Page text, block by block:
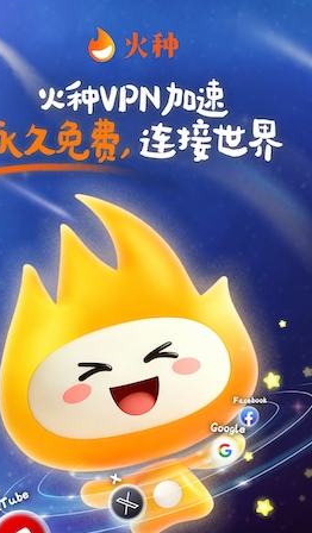
支持[0] 反对[0]
支持[0] 反对
支持[0] 反对[0]